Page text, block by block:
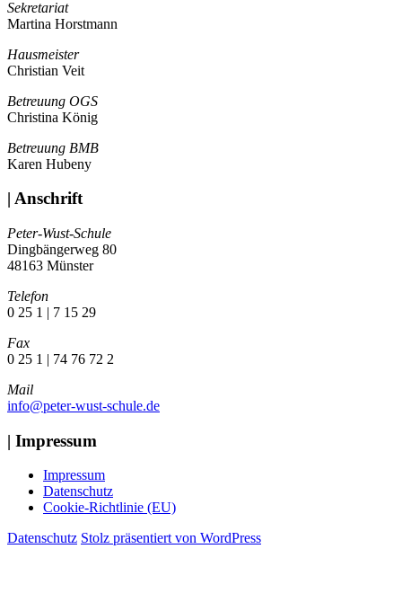
Sekretariat
Martina Horstmann
Hausmeister
Christian Veit
Betreuung OGS
Christina König
Betreuung BMB
Karen Hubeny
| Anschrift
Peter-Wust-Schule
Dingbängerweg 80
48163 Münster
Telefon
0 25 1 | 7 15 29
Fax
0 25 1 | 74 76 72 2
Mail
info@peter-wust-schule.de
| Impressum
Impressum
Datenschutz
Cookie-Richtlinie (EU)
Datenschutz Stolz präsentiert von WordPress